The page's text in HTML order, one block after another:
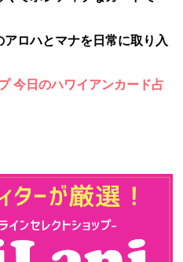
ロハとマナを日常に取り入
今日のハワイアンカード占